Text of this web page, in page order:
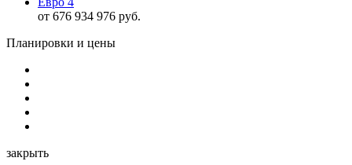
от 676 934 976 руб.
Планировки и цены
закрыть